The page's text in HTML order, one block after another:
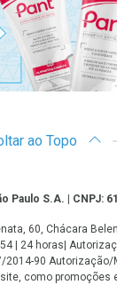
ao Topo
Paulo S.A. | CNPJ:
60, Chácara
| 24 horas|
2014-90 Autorização/
como promoções